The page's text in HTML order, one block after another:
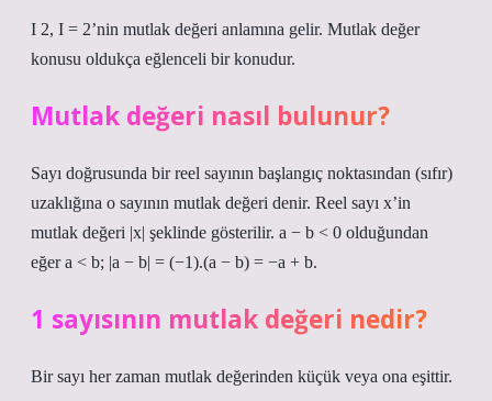
I 2, I = 2’nin mutlak değeri anlamına gelir. Mutlak değer
konusu oldukça eğlenceli bir konudur.
Mutlak değeri nasıl bulunur?
Sayı doğrusunda bir reel sayının başlangıç ​​noktasından (sıfır)
uzaklığına o sayının mutlak değeri denir. Reel sayı x’in
mutlak değeri |x| şeklinde gösterilir. a − b < 0 olduğundan
eğer a < b; |a − b| = (−1).(a − b) = −a + b.
1 sayısının mutlak değeri nedir?
Bir sayı her zaman mutlak değerinden küçük veya ona eşittir.